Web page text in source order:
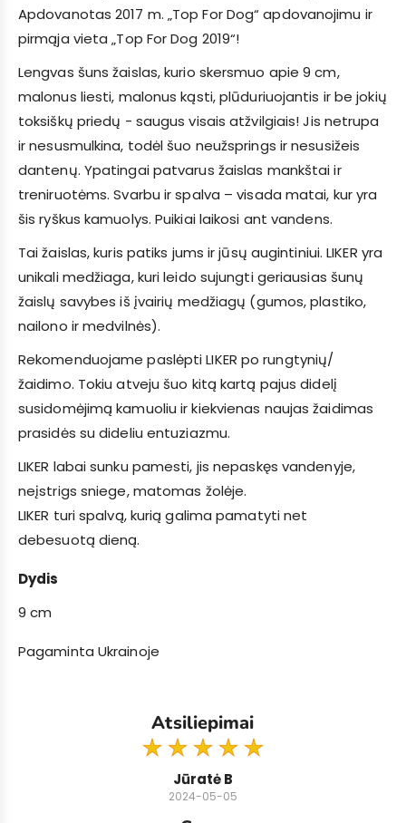
Apdovanotas 2017 m. „Top For Dog“ apdovanojimu ir
pirmąja vieta „Top For Dog 2019“!
Lengvas šuns žaislas, kurio skersmuo apie 9 cm,
malonus liesti, malonus kąsti, plūduriuojantis ir be jokių
toksiškų priedų - saugus visais atžvilgiais! Jis netrupa
ir nesusmulkina, todėl šuo neužsprings ir nesusižeis
dantenų. Ypatingai patvarus žaislas mankštai ir
treniruotėms. Svarbu ir spalva – visada matai, kur yra
šis ryškus kamuolys. Puikiai laikosi ant vandens.
Tai žaislas, kuris patiks jums ir jūsų augintiniui. LIKER yra
unikali medžiaga, kuri leido sujungti geriausias šunų
žaislų savybes iš įvairių medžiagų (gumos, plastiko,
nailono ir medvilnės).
Rekomenduojame paslėpti LIKER po rungtynių/
žaidimo. Tokiu atveju šuo kitą kartą pajus didelį
susidomėjimą kamuoliu ir kiekvienas naujas žaidimas
prasidės su dideliu entuziazmu.
LIKER labai sunku pamesti, jis nepaskęs vandenyje,
neįstrigs sniege, matomas žolėje.
LIKER turi spalvą, kurią galima pamatyti net
debesuotą dieną.
Dydis
9 cm
Pagaminta Ukrainoje
Atsiliepimai
Jūratė B
2024-05-05